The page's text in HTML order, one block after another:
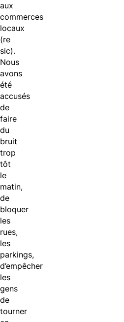
aux
commerces
locaux
(re
sic).
Nous
avons
été
accusés
de
faire
du
bruit
trop
tôt
le
matin,
de
bloquer
les
rues,
les
parkings,
d’empêcher
les
gens
de
tourner